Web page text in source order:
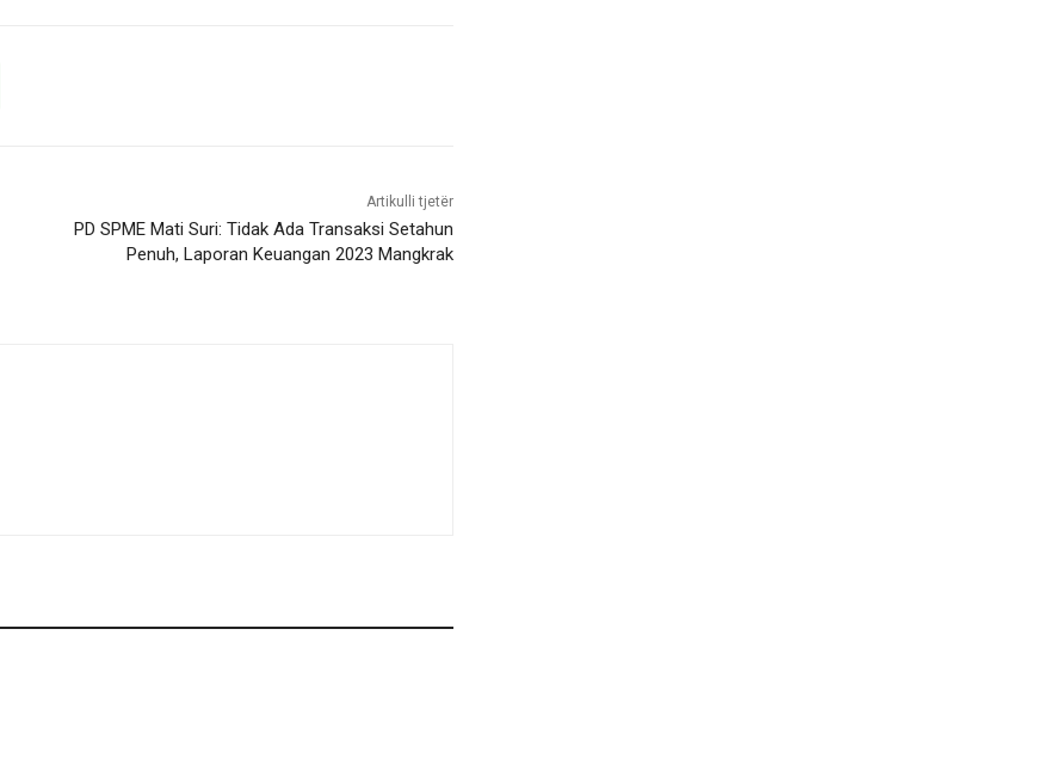
Artikulli tjetër
PD SPME Mati Suri: Tidak Ada Transaksi Setahun
Penuh, Laporan Keuangan 2023 Mangkrak